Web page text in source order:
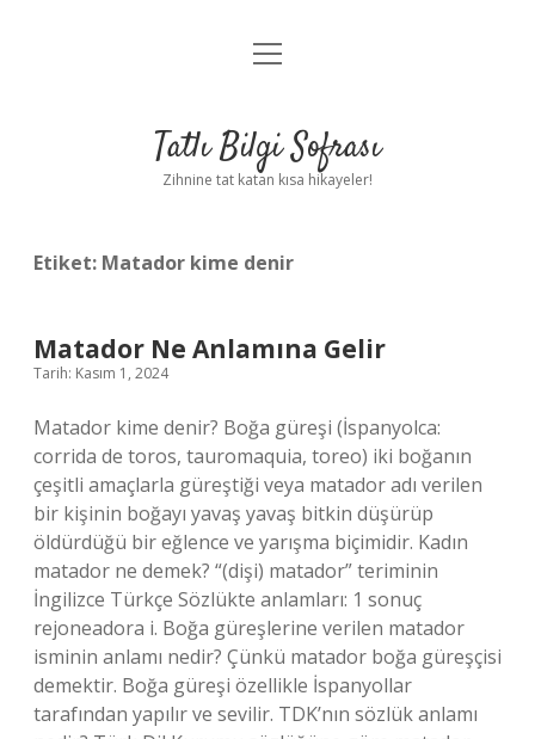
Anasayfa
Yasal Uyarı
menüyü
Tatlı Bilgi Sofrası
Zihnine tat katan kısa hikayeler!
Etiket: Matador kime denir
Matador Ne Anlamına Gelir
Tarih: Kasım 1, 2024
Matador kime denir? Boğa güreşi (İspanyolca:
corrida de toros, tauromaquia, toreo) iki boğanın
çeşitli amaçlarla güreştiği veya matador adı verilen
bir kişinin boğayı yavaş yavaş bitkin düşürüp
öldürdüğü bir eğlence ve yarışma biçimidir. Kadın
matador ne demek? “(dişi) matador” teriminin
İngilizce Türkçe Sözlükte anlamları: 1 sonuç
rejoneadora i. Boğa güreşlerine verilen matador
isminin anlamı nedir? Çünkü matador boğa güreşçisi
demektir. Boğa güreşi özellikle İspanyollar
tarafından yapılır ve sevilir. TDK’nın sözlük anlamı